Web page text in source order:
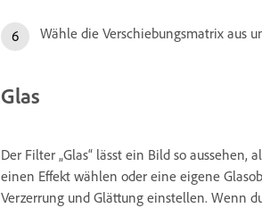
Wähle die Verschiebungsmatrix aus
Glas
Der Filter „Glas“ lässt ein Bild so
einen Effekt wählen oder eine eigene
Verzerrung und Glättung einstellen. Wenn